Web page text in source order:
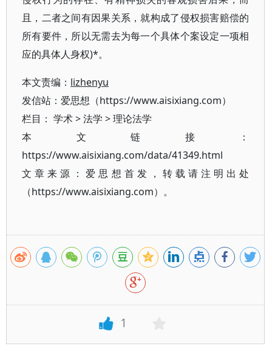
且，二者之间有因果关系，就构成了侵权损害赔偿的
所有要件，所以无需去为每一个具体个案设定一项相
应的具体人身权)*。
本文责编： lizhenyu
发信站：爱思想（https://www.aisixiang.com）
栏目： 学术>法学 >理论法学
本文链接：
https://www.aisixiang.com/data/41349.html
文章来源：爱思想首发，转载请注明出处
（https://www.aisixiang.com）。
1